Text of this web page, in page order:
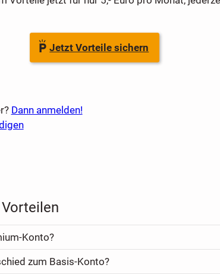
Jetzt Vorteile sichern
Dann anmelden!
Konto?
zum Basis-Konto?